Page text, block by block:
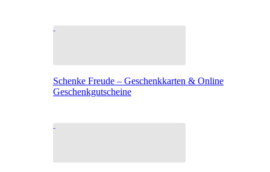
Schenke Freude – Geschenkkarten & Online
Geschenkgutscheine